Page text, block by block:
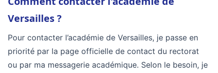
Versailles ?
Pour contacter l’académie de Versailles, je passe en
priorité par la page officielle de contact du rectorat
ou par ma messagerie académique. Selon le besoin, je